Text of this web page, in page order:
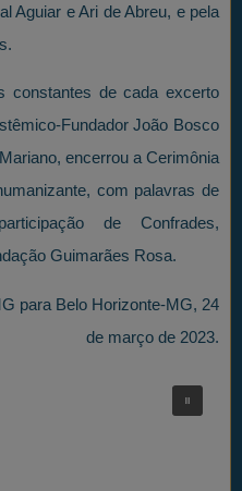
Aguiar e Ari de Abreu, e pela
constantes de cada excerto
Fundador João Bosco
encerrou a Cerimônia
com palavras de
de Confrades,
Guimarães Rosa.
Belo Horizonte-MG, 24
de março de 2023.